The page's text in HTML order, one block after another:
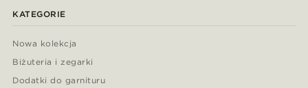
KATEGORIE
Nowa kolekcja
Biżuteria i zegarki
Dodatki do garnituru